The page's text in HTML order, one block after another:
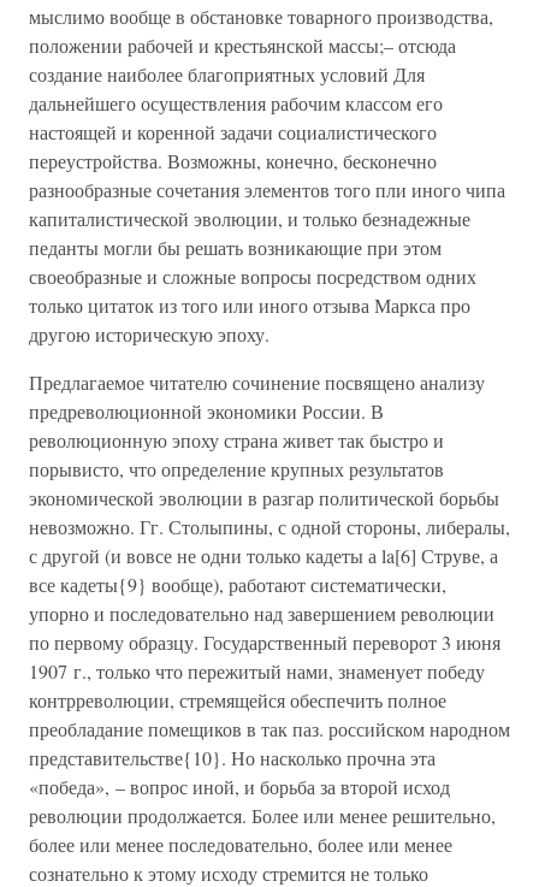
мыслимо вообще в обстановке товарного производства,
положении рабочей и крестьянской массы;– отсюда
создание наиболее благоприятных условий Для
дальнейшего осуществления рабочим классом его
настоящей и коренной задачи социалистического
переустройства. Возможны, конечно, бесконечно
разнообразные сочетания элементов того пли иного чипа
капиталистической эволюции, и только безнадежные
педанты могли бы решать возникающие при этом
своеобразные и сложные вопросы посредством одних
только цитаток из того или иного отзыва Маркса про
другою историческую эпоху.
Предлагаемое читателю сочинение посвящено анализу
предреволюционной экономики России. В
революционную эпоху страна живет так быстро и
порывисто, что определение крупных результатов
экономической эволюции в разгар политической борьбы
невозможно. Гг. Столыпины, с одной стороны, либералы,
с другой (и вовсе не одни только кадеты а la[6] Струве, а
все кадеты{9} вообще), работают систематически,
упорно и последовательно над завершением революции
по первому образцу. Государственный переворот 3 июня
1907 г., только что пережитый нами, знаменует победу
контрреволюции, стремящейся обеспечить полное
преобладание помещиков в так паз. российском народном
представительстве{10}. Но насколько прочна эта
«победа», – вопрос иной, и борьба за второй исход
революции продолжается. Более или менее решительно,
более или менее последовательно, более или менее
сознательно к этому исходу стремится не только